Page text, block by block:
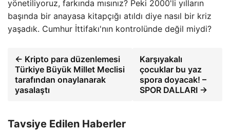
yönetiliyoruz, farkında mısınız? Peki 2000'li yılların
başında bir anayasa kitapçığı atıldı diye nasıl bir kriz
yaşadık. Cumhur İttifakı'nın kontrolünde değil miydi?
← Kripto para düzenlemesi
Türkiye Büyük Millet Meclisi
tarafından onaylanarak
yasalaştı
Karşıyakalı
çocuklar bu yaz
spora doyacak! –
SPOR DALLARI →
Tavsiye Edilen Haberler